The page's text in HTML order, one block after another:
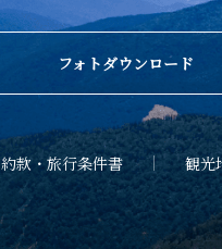
フォトダウンロード
約款・旅行条件書 観光